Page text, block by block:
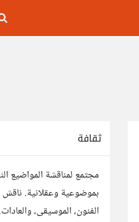
ثقافة
مجتمع لمناقشة المواضيع
بموضوعية وعقلانية. ناقش
الفنون، الموسيقى، والعادات.